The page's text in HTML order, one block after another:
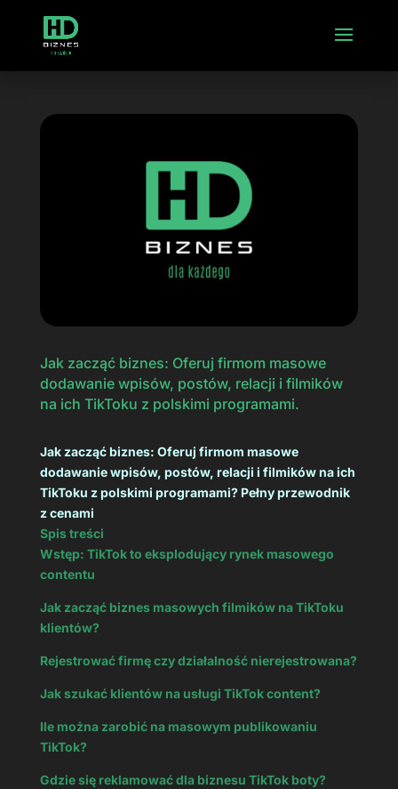
Jak zacząć biznes: Oferuj firmom masowe
dodawanie wpisów, postów, relacji i filmików
na ich TikToku z polskimi programami.
Jak zacząć biznes: Oferuj firmom masowe
dodawanie wpisów, postów, relacji i filmików na ich
TikToku z polskimi programami? Pełny przewodnik
z cenami
Spis treści
Wstęp: TikTok to eksplodujący rynek masowego
contentu
Jak zacząć biznes masowych filmików na TikToku
klientów?
Rejestrować firmę czy działalność nierejestrowana?
Jak szukać klientów na usługi TikTok content?
Ile można zarobić na masowym publikowaniu
TikTok?
Gdzie się reklamować dla biznesu TikTok boty?